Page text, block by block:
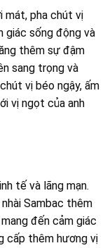
mát, pha chút vị
giác sống động và
thêm sự đậm
sang trọng và
vị béo ngậy, ấm
vị ngọt của anh
tế và lãng mạn.
Sambac thêm
đến cảm giác
cấp thêm hương vị